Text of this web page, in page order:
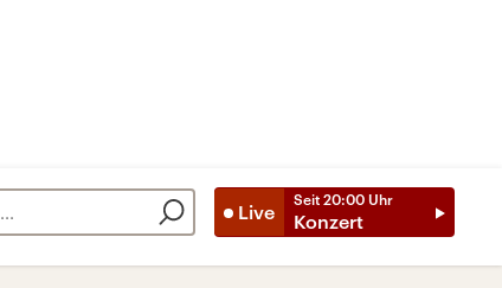
Live
Seit 20:00 Uhr
Konzert